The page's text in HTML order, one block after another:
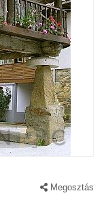
Megosztás